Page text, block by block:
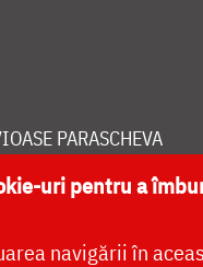
PARASCHEVA
uri pentru a
navigării în